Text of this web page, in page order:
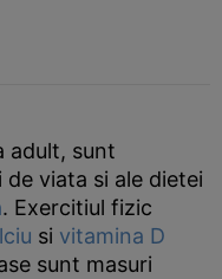
adult, sunt
viata si ale dietei
. Exercitiul fizic
si vitamina D
sunt masuri